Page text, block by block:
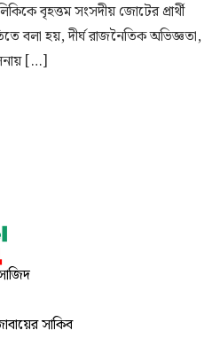
বৃহত্তম সংসদীয় জোটের প্রার্থী
বলা হয়, দীর্ঘ রাজনৈতিক অভিজ্ঞতা,
[…]
সাকিব